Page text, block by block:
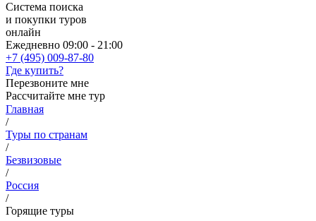
Система поиска
и покупки туров
онлайн
Ежедневно 09:00 - 21:00
+7 (495) 009-87-80
Где купить?
Перезвоните мне
Рассчитайте мне тур
Главная
/
Туры по странам
/
Безвизовые
/
Россия
/
Горящие туры